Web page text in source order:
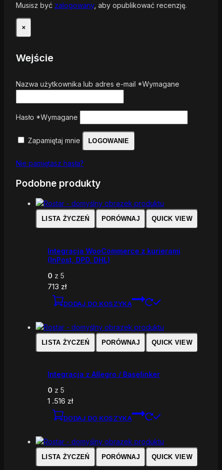
Musisz być zalogowany, aby opublikować recenzję.
×
Wejście
Nazwa użytkownika lub adres e-mail *Wymagane
Hasło *Wymagane
Zapamiętaj mnie LOGOWANIE
Nie pamiętasz hasła?
Podobne produkty
LISTA ŻYCZEŃ PORÓWNAJ QUICK VIEW
Integracja WooCommerce z kurierami
(InPost, DPD, DHL)
0 z 5
713 zł
DODAJ DO KOSZYKA
LISTA ŻYCZEŃ PORÓWNAJ QUICK VIEW
Integracja z Allegro / Baselinker
0 z 5
1 .516 zł
DODAJ DO KOSZYKA
LISTA ŻYCZEŃ PORÓWNAJ QUICK VIEW